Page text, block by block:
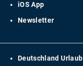
iOS App
Newsletter
Deutschland Urlaub